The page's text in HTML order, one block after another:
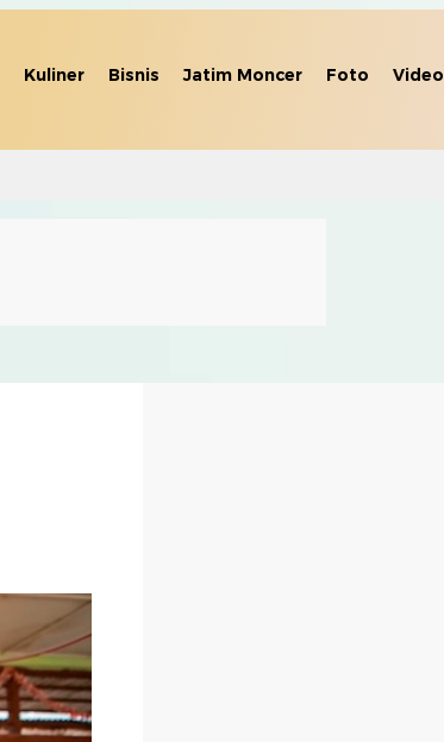
Kuliner Bisnis Jatim Moncer Foto Video